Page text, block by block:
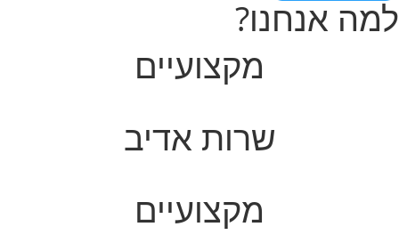
למה אנחנו?
מקצועיים
שרות אדיב
מקצועיים